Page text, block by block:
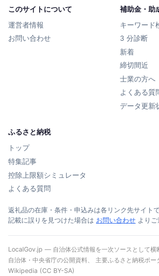
このサイトについて
運営者情報
お問い合わせ
補助金・助
キーワード
3 分診断
新着
締切間近
士業の方へ
よくある質
データ更新
ふるさと納税
トップ
特集記事
控除上限額シミュレータ
よくある質問
返礼品の在庫・条件・申込みは各リンク先サイト
記載に誤りを見つけた場合は お問い合わせ よりご
LocalGov.jp — 自治体公式情報を一次ソースとして横
自治体・中央省庁の公開資料、 主要ふるさと納税ポー
Wikipedia (CC BY-SA)